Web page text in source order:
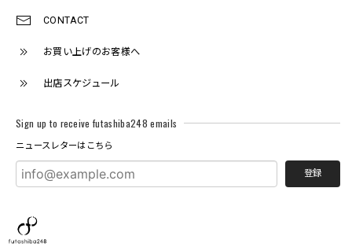
CONTACT
お買い上げのお客様へ
出店スケジュール
Sign up to receive futashiba248 emails
ニュースレターはこちら
登録